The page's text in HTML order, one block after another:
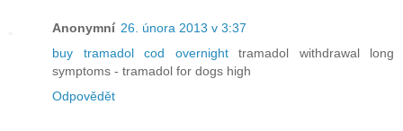
Anonymní 26. února 2013 v 3:37
buy tramadol cod overnighttramadol withdrawal long
symptoms - tramadol for dogs high
Odpovědět